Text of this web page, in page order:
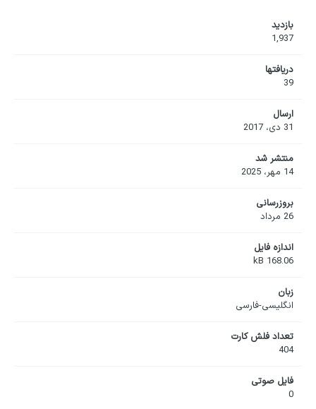
بازدید
1,937
دریافت‎ها
39
ارسال
31 دی، 2017
منتشر شد
14 مهر، 2025
بروزرسانی
26 مرداد
اندازه فایل
168.06 kB
زبان
انگلیسی-فارسی
تعداد فلش کارت
404
فایل صوتی
0